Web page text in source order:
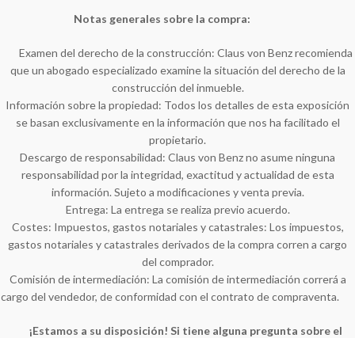
Notas generales sobre la compra:
Examen del derecho de la construcción: Claus von Benz recomienda
que un abogado especializado examine la situación del derecho de la
construcción del inmueble.
Información sobre la propiedad: Todos los detalles de esta exposición
se basan exclusivamente en la información que nos ha facilitado el
propietario.
Descargo de responsabilidad: Claus von Benz no asume ninguna
responsabilidad por la integridad, exactitud y actualidad de esta
información. Sujeto a modificaciones y venta previa.
Entrega: La entrega se realiza previo acuerdo.
Costes: Impuestos, gastos notariales y catastrales: Los impuestos,
gastos notariales y catastrales derivados de la compra corren a cargo
del comprador.
Comisión de intermediación: La comisión de intermediación correrá a
cargo del vendedor, de conformidad con el contrato de compraventa.
¡Estamos a su disposición! Si tiene alguna pregunta sobre el